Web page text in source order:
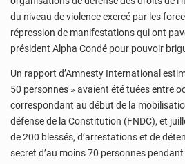
du niveau de violence exercé par les
répression de manifestations qui ont
président Alpha Condé pour pouvoir
Un rapport d’Amnesty International
50 personnes » avaient été tuées entre
correspondant au début de la
défense de la Constitution (FNDC), et
de 200 blessés, d’arrestations et de
secret d’au moins 70 personnes